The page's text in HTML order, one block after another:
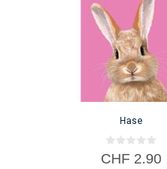
Hase
0
v
CHF2.90